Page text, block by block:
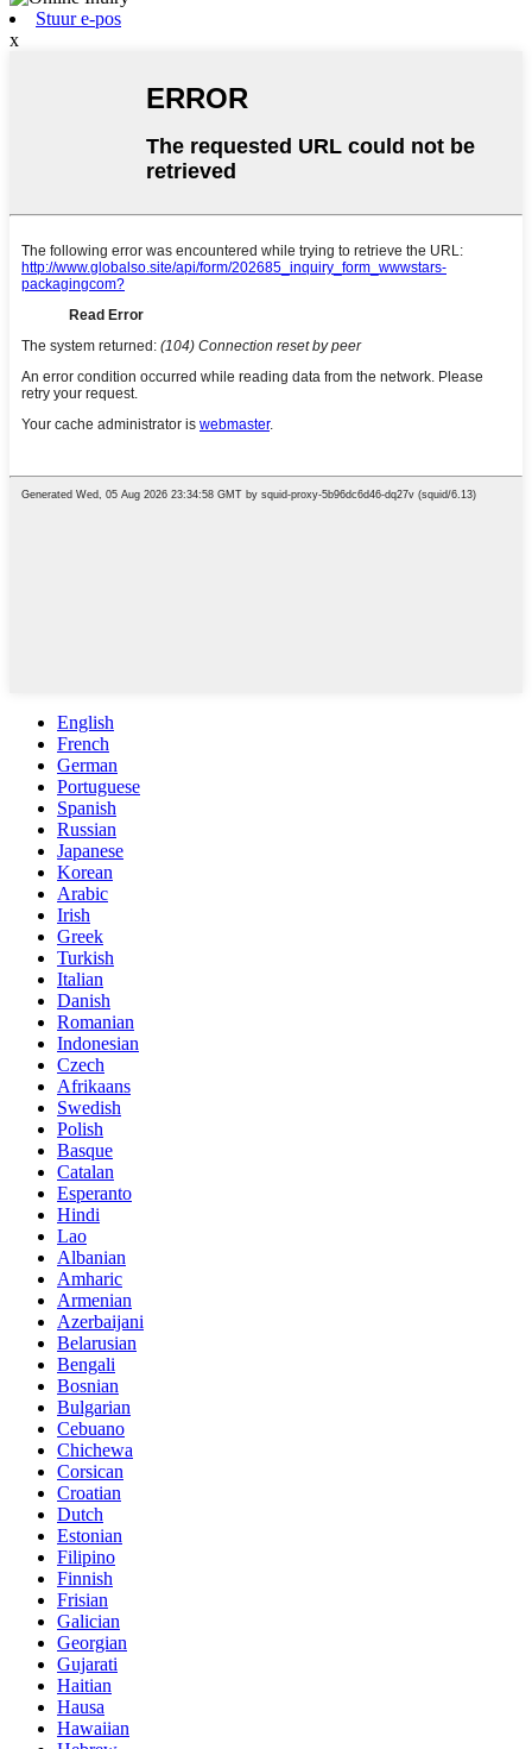
Stuur e-pos
x
English
French
German
Portuguese
Spanish
Russian
Japanese
Korean
Arabic
Irish
Greek
Turkish
Italian
Danish
Romanian
Indonesian
Czech
Afrikaans
Swedish
Polish
Basque
Catalan
Esperanto
Hindi
Lao
Albanian
Amharic
Armenian
Azerbaijani
Belarusian
Bengali
Bosnian
Bulgarian
Cebuano
Chichewa
Corsican
Croatian
Dutch
Estonian
Filipino
Finnish
Frisian
Galician
Georgian
Gujarati
Haitian
Hausa
Hawaiian